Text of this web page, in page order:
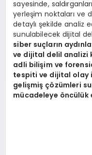
sayesinde,
yerleşim noktaları ve
detaylı şekilde analiz
sunulabilecek dijital
siber suçların
ve dijital delil analizi
adli bilişim ve
tespiti ve dijital olay
gelişmiş çözümleri
mücadeleye öncülük